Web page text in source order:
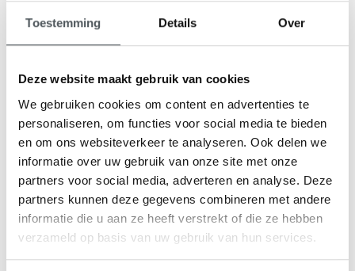
Toestemming Details Over
Deze website maakt gebruik van cookies
We gebruiken cookies om content en advertenties te
personaliseren, om functies voor social media te bieden
en om ons websiteverkeer te analyseren. Ook delen we
informatie over uw gebruik van onze site met onze
partners voor social media, adverteren en analyse. Deze
partners kunnen deze gegevens combineren met andere
informatie die u aan ze heeft verstrekt of die ze hebben
verzameld op basis van uw gebruik van hun services.
Het verschil in veiligheid
tussen de 5-wiel Quingo en de traditionele 3- en 4-
wiel scootmobielen
Kenmerk 3-wieler 4-wieler
Quingo 5-
wieler
Veilig manoeuvreren bij hoge
snelheid